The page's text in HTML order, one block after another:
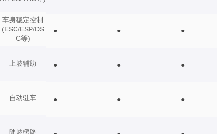
车身稳定控制
(ESC/ESP/DS
C等)
上坡辅助
自动驻车
陡坡缓降
● ● ●
● ● ●
● ● ●